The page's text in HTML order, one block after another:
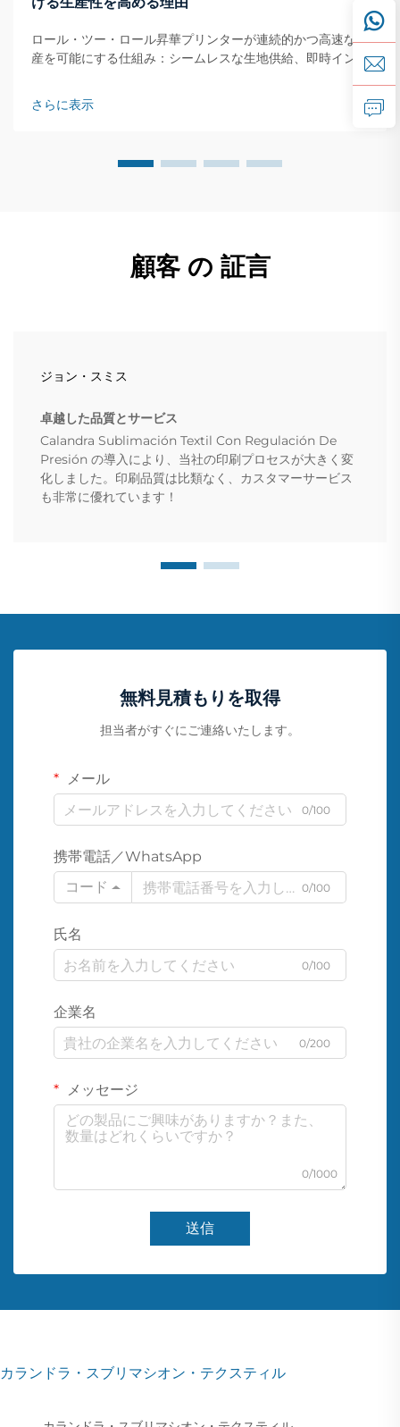
ロール・ツー・ロール昇華プリンターが連続的かつ高速な生
産を可能にする仕組み：シームレスな生地供給、即時インク
プリンターは、生地ロールを連続的に供給するシステムで動
作します…
さらに表示
顧客 の 証言
ジョン・スミス
卓越した品質とサービス
Calandra Sublimación Textil Con Regulación De
Presión の導入により、当社の印刷プロセスが大きく変
化しました。印刷品質は比類なく、カスタマーサービス
も非常に優れています！
無料見積もりを取得
担当者がすぐにご連絡いたします。
メール
0/100
携帯電話／WhatsApp
コード
0/100
氏名
0/100
企業名
0/200
メッセージ
0/1000
送信
カランドラ・スブリマシオン・テクスティル